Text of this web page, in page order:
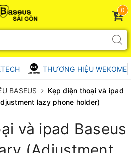
0
THƯƠNG HIỆU WEKOME
BASEUS
Kẹp điện thoại và ipad
lazy phone holder)
và ipad Baseus